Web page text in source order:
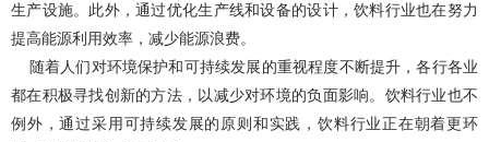
生产设施。此外，通过优化生产线和设备的设计，饮料行业也在努力
提高能源利用效率，减少能源浪费。
随着人们对环境保护和可持续发展的重视程度不断提升，各行各业
都在积极寻找创新的方法，以减少对环境的负面影响。饮料行业也不
例外，通过采用可持续发展的原则和实践，饮料行业正在朝着更环